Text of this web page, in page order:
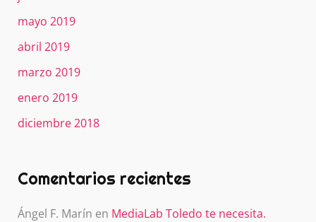
mayo 2019
abril 2019
marzo 2019
enero 2019
diciembre 2018
Comentarios recientes
Ángel F. Marín en MediaLab Toledo te necesita.